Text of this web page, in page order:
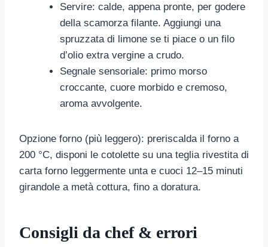
Servire: calde, appena pronte, per godere
della scamorza filante. Aggiungi una
spruzzata di limone se ti piace o un filo
d’olio extra vergine a crudo.
Segnale sensoriale: primo morso
croccante, cuore morbido e cremoso,
aroma avvolgente.
Opzione forno (più leggero): preriscalda il forno a
200 °C, disponi le cotolette su una teglia rivestita di
carta forno leggermente unta e cuoci 12–15 minuti
girandole a metà cottura, fino a doratura.
Consigli da chef & errori